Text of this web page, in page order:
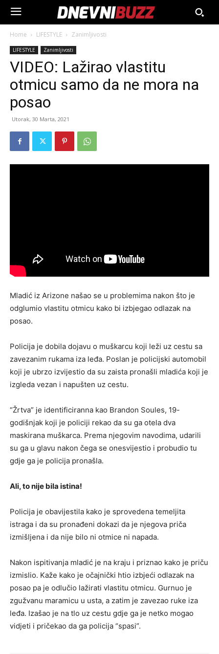
Home LIFESTYLE Zanimljivosti
LIFESTYLE Zanimljivosti
VIDEO: Lažirao vlastitu
otmicu samo da ne mora na
posao
Utorak, 30 Marta, 2021
Mladić iz Arizone našao se u problemima nakon što je
odglumio vlastitu otmicu kako bi izbjegao odlazak na
posao.
Policija je dobila dojavu o muškarcu koji leži uz cestu sa
zavezanim rukama iza leđa. Poslan je policijski automobil
koji je ubrzo izvijestio da su zaista pronašli mladića koji je
izgleda vezan i napušten uz cestu.
“Žrtva” je identificiranna kao Brandon Soules, 19-
godišnjak koji je policiji rekao da su ga otela dva
maskirana muškarca. Prema njegovim navodima, udarili
su ga u glavu nakon čega se onesvijestio i probudio tu
gdje ga je policija pronašla.
Ali, to nije bila istina!
Policija je obavijestila kako je sprovedena temeljita
istraga i da su pronađeni dokazi da je njegova priča
izmišljena i da nije bilo ni otmice ni napada.
Nakon ispitivanja mladić je na kraju i priznao kako je priču
izmislio. Kaže kako je očajnički htio izbjeći odlazak na
posao pa je odlučio lažirati vlastitu otmicu. Gurnuo je
zgužvanu maramicu u usta, a zatim je zavezao ruke iza
leđa. Izašao je na tlo uz cestu gdje ga je netko mogao
vidjeti i pričekao da ga policija “spasi”.